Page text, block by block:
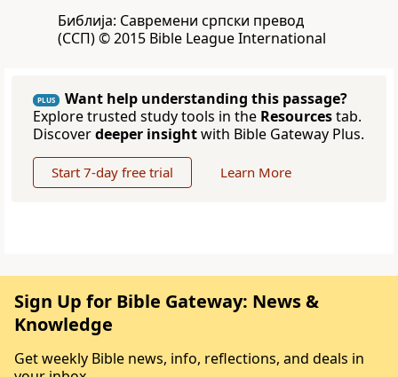
Библија: Савремени српски превод
(ССП) © 2015 Bible League International
PLUS
Want help understanding this passage?
Explore trusted study tools in the Resourcestab.
Discoverdeeper insightwith Bible Gateway Plus.
Start 7-day free trial Learn More
Sign Up for Bible Gateway: News &
Knowledge
Get weekly Bible news, info, reflections, and deals in